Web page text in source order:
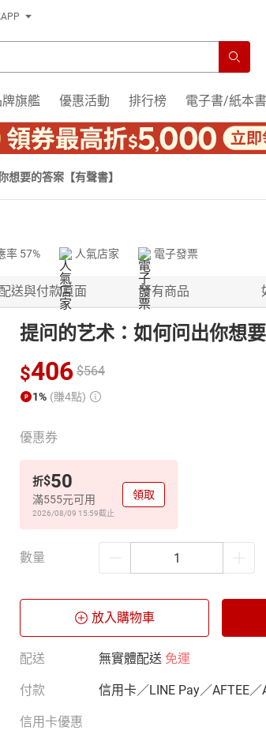
APP
牌旗艦 優惠活動 排行榜 電子書/紙本書
想要的答案【有聲書】
率 57% 人氣店家 電子發票
送與付款頁面 所有商品
提问的艺术：如何问出你想
$406 $564
1% (賺4點)
優惠券
折$50
滿555元可用
2026/08/09 15:59截止
領取
數量
放入購物車
配送 無實體配送 免運
付款 信用卡／LINE Pay／AFTEE／
信用卡優惠